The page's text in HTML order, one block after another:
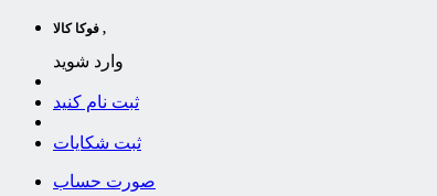
فوکا کالا ,
وارد شوید
ثبت نام کنید
ثبت شکایات
صورت حساب